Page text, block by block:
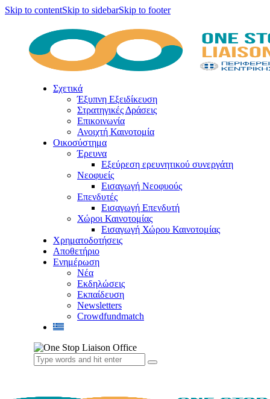
Skip to contentSkip to sidebarSkip to footer
Σχετικά
Έξυπνη Εξειδίκευση
Στρατηγικές Δράσεις
Επικοινωνία
Ανοιχτή Καινοτομία
Οικοσύστημα
Έρευνα
Εξεύρεση ερευνητικού συνεργάτη
Νεοφυείς
Εισαγωγή Νεοφυούς
Επενδυτές
Εισαγωγή Επενδυτή
Χώροι Καινοτομίας
Εισαγωγή Χώρου Καινοτομίας
Χρηματοδοτήσεις
Αποθετήριο
Ενημέρωση
Νέα
Εκδηλώσεις
Εκπαίδευση
Newsletters
Crowdfundmatch